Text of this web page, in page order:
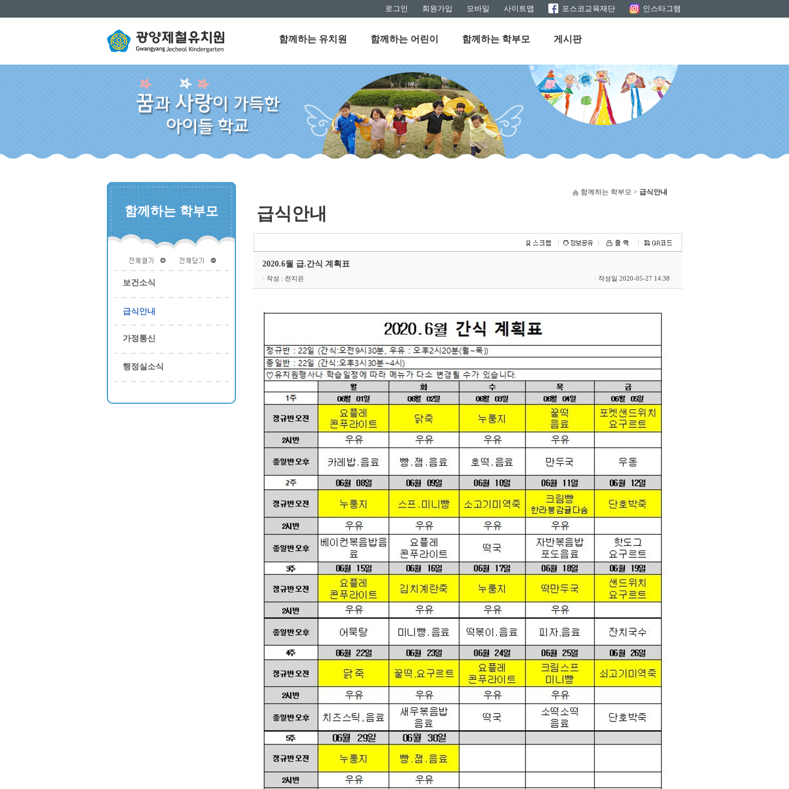
로그인 회원가입 모바일 사이트맵 포스코교육재단 인스타그램
함께하는 유치원 함께하는 어린이 함께하는 학부모 게시판
함께하는 학부모
보건소식
급식안내
가정통신
행정실소식
함께하는 학부모 > 급식안내
급식안내
2020.6월 급.간식 계획표
· 작성 : 전지은 · 작성일 2020-05-27 14:38